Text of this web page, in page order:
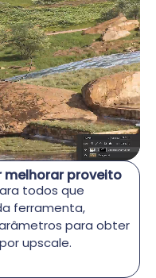
melhorar proveito
todos que
ferramenta,
para obter
upscale.